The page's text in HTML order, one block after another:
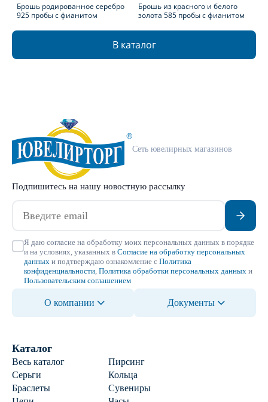
Брошь родированное серебро
925 пробы с фианитом
Брошь из красного и белого
золота 585 пробы с фианитом
В каталог
Сеть ювелирных магазинов
Подпишитесь на нашу новостную рассылку
Я даю согласие на обработку моих персональных данных в порядке
и на условиях, указанных в Согласие на обработку персональных
данных и подтверждаю ознакомление с Политика
конфиденциальности Политика обработки персональных данных и
Пользовательским соглашением
О компании Документы
Каталог
Весь каталог
Пирсинг
Серьги
Кольца
Браслеты
Сувениры